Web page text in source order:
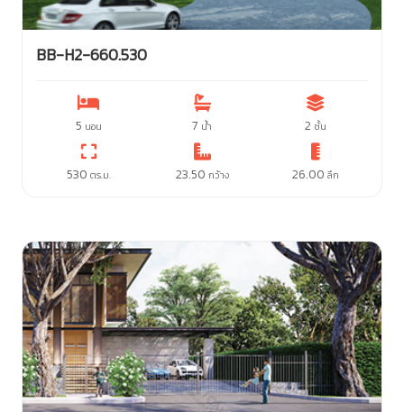
BB-H2-660.530
5 นอน 7 น้ำ 2 ชั้น
530 ตร.ม. 23.50 กว้าง 26.00 ลึก